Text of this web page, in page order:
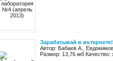
Зарабатывай в
Автор: Бабаев А.,
Размер: 13,76 мб Качество: